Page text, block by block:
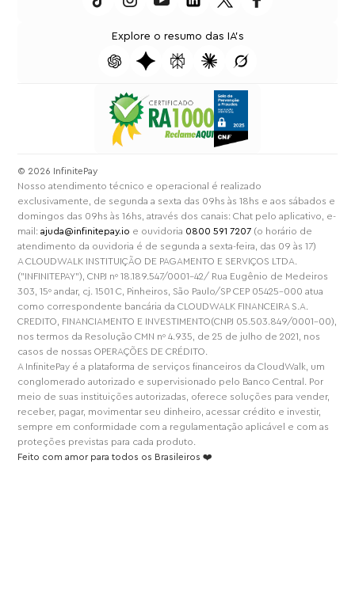
Explore o resumo das IA's
⁠© 2026 InfinitePay
Nosso atendimento técnico e operacional é realizado
exclusivamente, de segunda a sexta das 09hs às 18hs e aos sábados e
domingos das 09hs às 16hs, através dos canais: Chat pelo aplicativo, e-
mail:ajuda@infinitepay.io e ouvidoria 0800 591 7207 (o horário de
atendimento da ouvidoria é de segunda a sexta-feira, das 09 às 17)
A CLOUDWALK INSTITUIÇÃO DE PAGAMENTO E SERVIÇOS LTDA.
("INFINITEPAY"), CNPJ nº 18.189.547/0001-42/ Rua Eugênio de Medeiros
303, 15º andar, cj. 1501 C, Pinheiros, São Paulo/SP CEP 05425-000 atua
como correspondente bancária da CLOUDWALK FINANCEIRA S.A.
CREDITO, FINANCIAMENTO E INVESTIMENTO(CNPJ 05.503.849/0001-00),
nos termos da Resolução CMN nº 4.935, de 25 de julho de 2021, nos
casos de nossas OPERAÇÕES DE CRÉDITO.
A InfinitePay é a plataforma de serviços financeiros da CloudWalk, um
conglomerado autorizado e supervisionado pelo Banco Central. Por
meio de suas instituições autorizadas, oferece soluções para vender,
receber, pagar, movimentar seu dinheiro, acessar crédito e investir,
sempre em conformidade com a regulamentação aplicável e com as
proteções previstas para cada produto.
Feito com amor para todos os Brasileiros ❤️